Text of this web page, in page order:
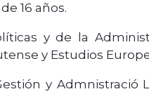
16 años.
y de la
y Estudios
y Admnistració